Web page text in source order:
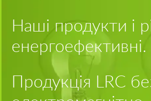
Наші продукти і
енергоефективні.
Продукція LRC